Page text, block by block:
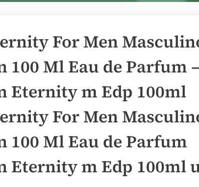
For Men
100 Ml Eau de Parfum –
Eternity m Edp 100ml
For Men
100 Ml Eau de Parfum
Eternity m Edp 100ml